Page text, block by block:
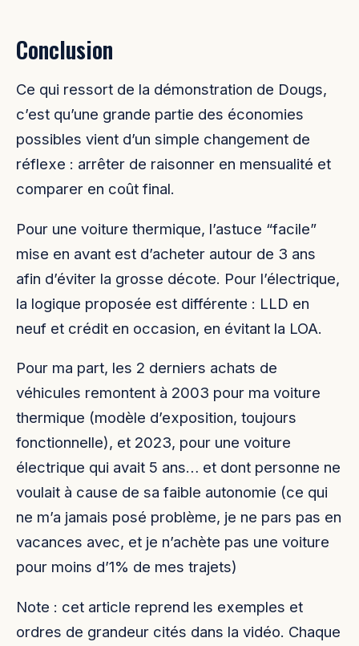
Conclusion
Ce qui ressort de la démonstration de Dougs,
c’est qu’une grande partie des économies
possibles vient d’un simple changement de
réflexe : arrêter de raisonner en mensualité et
comparer en coût final.
Pour une voiture thermique, l’astuce “facile”
mise en avant est d’acheter autour de 3 ans
afin d’éviter la grosse décote. Pour l’électrique,
la logique proposée est différente : LLD en
neuf et crédit en occasion, en évitant la LOA.
Pour ma part, les 2 derniers achats de
véhicules remontent à 2003 pour ma voiture
thermique (modèle d’exposition, toujours
fonctionnelle), et 2023, pour une voiture
électrique qui avait 5 ans… et dont personne ne
voulait à cause de sa faible autonomie (ce qui
ne m’a jamais posé problème, je ne pars pas en
vacances avec, et je n’achète pas une voiture
pour moins d’1% de mes trajets)
Note : cet article reprend les exemples et
ordres de grandeur cités dans la vidéo. Chaque